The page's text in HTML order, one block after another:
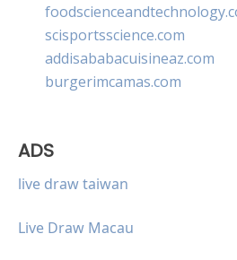
scisportsscience.com
addisababacuisineaz.com
burgerimcamas.com
ADS
live draw taiwan
Live Draw Macau